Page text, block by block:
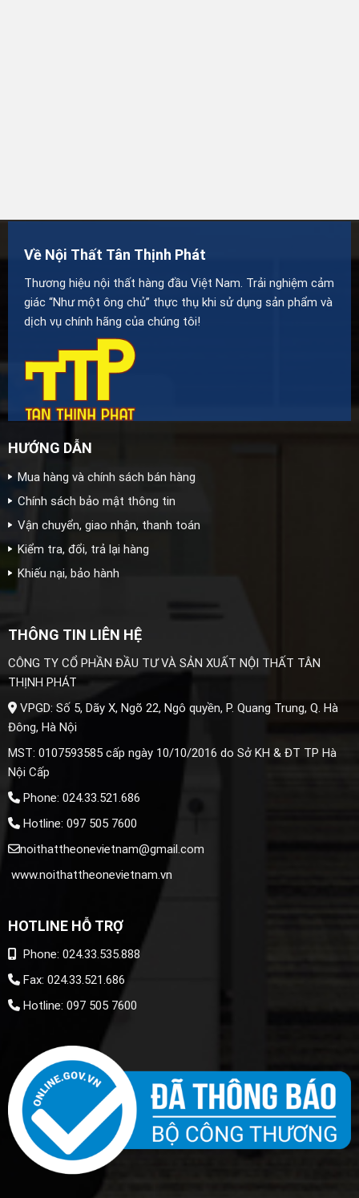
Về Nội Thất Tân Thịnh Phát
Thương hiệu nội thất hàng đầu Việt Nam. Trải nghiệm cảm
giác “Như một ông chủ” thực thụ khi sử dụng sản phẩm và
dịch vụ chính hãng của chúng tôi!
HƯỚNG DẪN
Mua hàng và chính sách bán hàng
Chính sách bảo mật thông tin
Vận chuyển, giao nhận, thanh toán
Kiểm tra, đổi, trả lại hàng
Khiếu nại, bảo hành
THÔNG TIN LIÊN HỆ
CÔNG TY CỔ PHẦN ĐẦU TƯ VÀ SẢN XUẤT NỘI THẤT TÂN
THỊNH PHÁT
VPGD: Số 5, Dãy X, Ngõ 22, Ngô quyền, P. Quang Trung, Q. Hà
Đông, Hà Nội
MST: 0107593585 cấp ngày 10/10/2016 do Sở KH & ĐT TP Hà
Nội Cấp
Phone: 024.33.521.686
Hotline: 097 505 7600
noithattheonevietnam@gmail.com
www.noithattheonevietnam.vn
HOTLINE HỖ TRỢ
Phone: 024.33.535.888
Fax: 024.33.521.686
Hotline: 097 505 7600